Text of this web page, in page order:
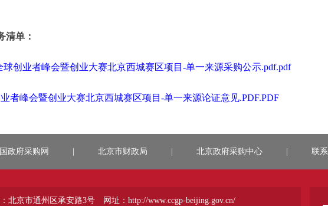
清单：
球创业者峰会暨创业大赛北京西城赛区项目-单一来源采购公示.pdf.pdf
者峰会暨创业大赛北京西城赛区项目-单一来源论证意见.PDF.PDF
政府采购网 北京市财政局 北京政府采购中心 联
北京市通州区承安路3号 网址：http://www.ccgp-beijing.gov.cn/